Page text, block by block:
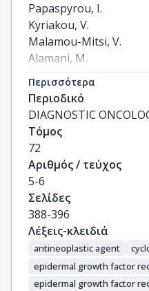
Papaspyrou, I.
Kyriakou, V.
Malamou-Mitsi, V.
Alamani, M.
Skopa, C.
Kostopoulos, I.
Kastritis, E.
Pectasides, D.
Briasoulis, E.
Kalofonos, H.P.
Aravantinos, G.
Fountzilas, G.
Arapantoni-Dadioti, P.
Περισσότερα
Περιοδικό
DIAGNOSTIC
Τόμος
72
Αριθμός / τεύχος
5-6
Σελίδες
388-396
Λέξεις-κλειδιά
antineoplastic agent
epidermal growth factor
epidermal growth factor